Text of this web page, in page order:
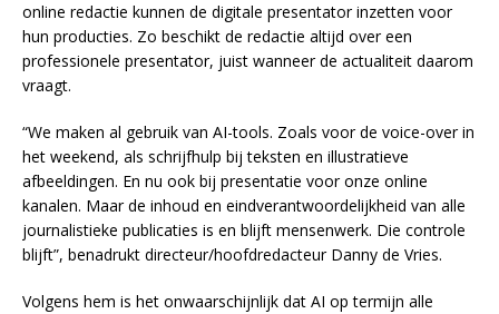
online redactie kunnen de digitale presentator inzetten voor
hun producties. Zo beschikt de redactie altijd over een
professionele presentator, juist wanneer de actualiteit daarom
vraagt.
“We maken al gebruik van AI-tools. Zoals voor de voice-over in
het weekend, als schrijfhulp bij teksten en illustratieve
afbeeldingen. En nu ook bij presentatie voor onze online
kanalen. Maar de inhoud en eindverantwoordelijkheid van alle
journalistieke publicaties is en blijft mensenwerk. Die controle
blijft”, benadrukt directeur/hoofdredacteur Danny de Vries.
Volgens hem is het onwaarschijnlijk dat AI op termijn alle